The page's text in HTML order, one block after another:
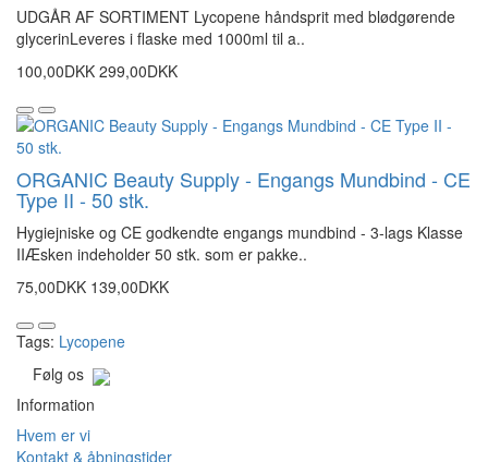
UDGÅR AF SORTIMENT Lycopene håndsprit med blødgørende
glycerinLeveres i flaske med 1000ml til a..
100,00DKK 299,00DKK
ORGANIC Beauty Supply - Engangs Mundbind - CE
Type II - 50 stk.
Hygiejniske og CE godkendte engangs mundbind - 3-lags Klasse
IIÆsken indeholder 50 stk. som er pakke..
75,00DKK 139,00DKK
Tags: Lycopene
Følg os
Information
Hvem er vi
Kontakt & åbningstider